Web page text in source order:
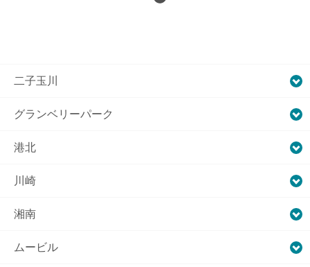
二子玉川
グランベリーパーク
港北
川崎
湘南
ムービル